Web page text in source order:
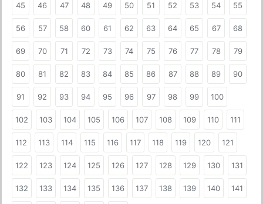
45 46 47 48 49 50 51 52 53 54 55
56 57 58 60 61 62 63 64 65 67 68
69 70 71 72 73 74 75 76 77 78 79
80 81 82 83 84 85 86 87 88 89 90
91 92 93 94 95 96 97 98 99 100
102 103 104 105 106 107 108 109 110 111
112 113 114 115 116 117 118 119 120 121
122 123 124 125 126 127 128 129 130 131
132 133 134 135 136 137 138 139 140 141